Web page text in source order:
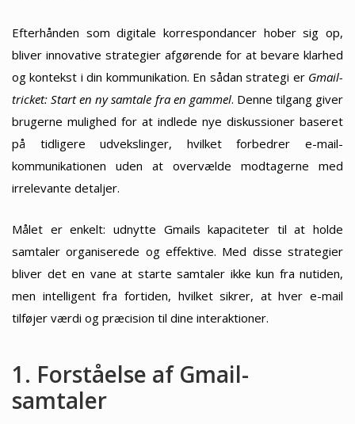
Efterhånden som digitale korrespondancer hober sig op,
bliver innovative strategier afgørende for at bevare klarhed
og kontekst i din kommunikation. En sådan strategi er Gmail-
tricket: Start en ny samtale fra en gammel. Denne tilgang giver
brugerne mulighed for at indlede nye diskussioner baseret
på tidligere udvekslinger, hvilket forbedrer e-mail-
kommunikationen uden at overvælde modtagerne med
irrelevante detaljer.
Målet er enkelt: udnytte Gmails kapaciteter til at holde
samtaler organiserede og effektive. Med disse strategier
bliver det en vane at starte samtaler ikke kun fra nutiden,
men intelligent fra fortiden, hvilket sikrer, at hver e-mail
tilføjer værdi og præcision til dine interaktioner.
1. Forståelse af Gmail-
samtaler